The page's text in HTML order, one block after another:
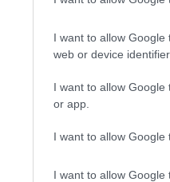
I want to allow
web or device
I want to allow
or app.
I want to allow Google
I want to allow
Új és Használt GSM kiemelt
Samsung Galaxy S26